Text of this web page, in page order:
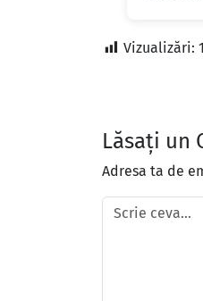
Vizualizări:
Lăsați un
Adresa ta de